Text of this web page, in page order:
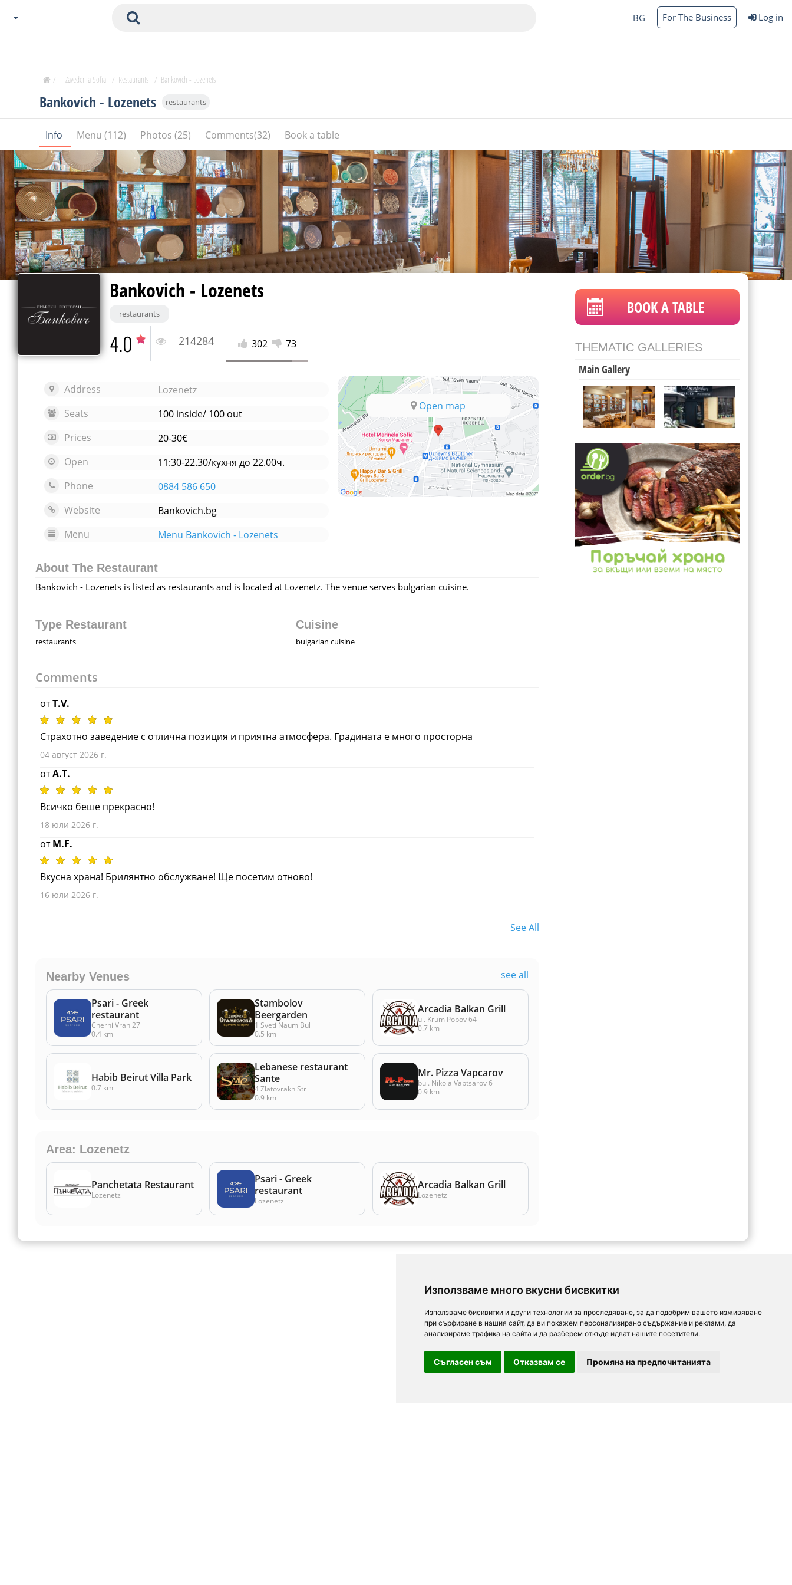
Използваме много вкусни бисвкитки
Използваме бисквитки и други технологии за проследяване, за да подобрим вашето изживяване
при сърфиране в нашия сайт, да ви покажем персонализирано съдържание и реклами, да
анализираме трафика на сайта и да разберем откъде идват нашите посетители.
Съгласен съм Отказвам се Промяна на предпочитанията
Plovdiv
Burgas
Veliko Tarnovo
Basnko
Ohters
SOFIA
Plovdiv
Burgas
Veliko Tarnovo
Basnko
BG For The Business Log in
Bankovich - Lozenets restaurants
Info Menu (112) Photos (25) Comments(32) Book a table
/ Zavedenia Sofia / Restaurants / Bankovich - Lozenets
Bankovich - Lozenets
restaurants
4.0 214284 302 73
Address
Lozenetz
Seats
100 inside/ 100 out
Prices
20-30€
Open
11:30-22.30/кухня до 22.00ч.
Phone
0884 586 650
Website
Bankovich.bg
Menu
Menu Bankovich - Lozenets
Open map
About The Restaurant
Bankovich - Lozenets is listed as restaurants and is located at Lozenetz. The venue serves bulgarian cuisine.
Type Restaurant
restaurants
Cuisine
bulgarian cuisine
Comments
отT.V.
Страхотно заведение с отлична позиция и приятна атмосфера. Градината е много просторна
04 август 2026 г.
отA.T.
Всичко беше прекрасно!
18 юли 2026 г.
отM.F.
Вкусна храна! Брилянтно обслужване! Ще посетим отново!
16 юли 2026 г.
See All
Nearby Venues see all
Psari - Greek
restaurant
Cherni Vrah 27
0.4 km
Stambolov
Beergarden
1 Sveti Naum Bul
0.5 km
Arcadia Balkan Grill
ul. Krum Popov 64
0.7 km
Habib Beirut Villa Park
0.7 km
Lebanese restaurant
Sante
4 Zlatovrakh Str
0.9 km
Mr. Pizza Vapcarov
bul. Nikola Vaptsarov 6
0.9 km
Area: Lozenetz
Panchetata Restaurant
Lozenetz
Psari - Greek
restaurant
Lozenetz
Arcadia Balkan Grill
Lozenetz
BOOK A TABLE
THEMATIC GALLERIES
Main Gallery